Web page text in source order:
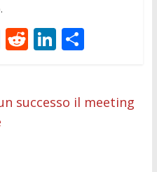
M
e
n
R
di
Li
e
C
di
successo il meeting